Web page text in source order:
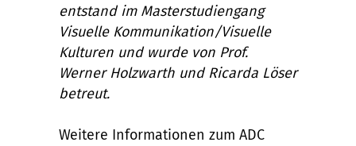
entstand im Masterstudiengang
Visuelle Kommunikation/Visuelle
Kulturen und wurde von Prof.
Werner Holzwarth und Ricarda Löser
betreut.
Weitere Informationen zum ADC